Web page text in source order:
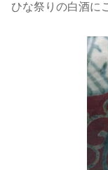
ひな祭りの白酒に